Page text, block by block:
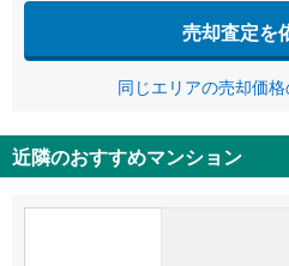
売却査定を
同じエリアの売却価
近隣のおすすめマンション